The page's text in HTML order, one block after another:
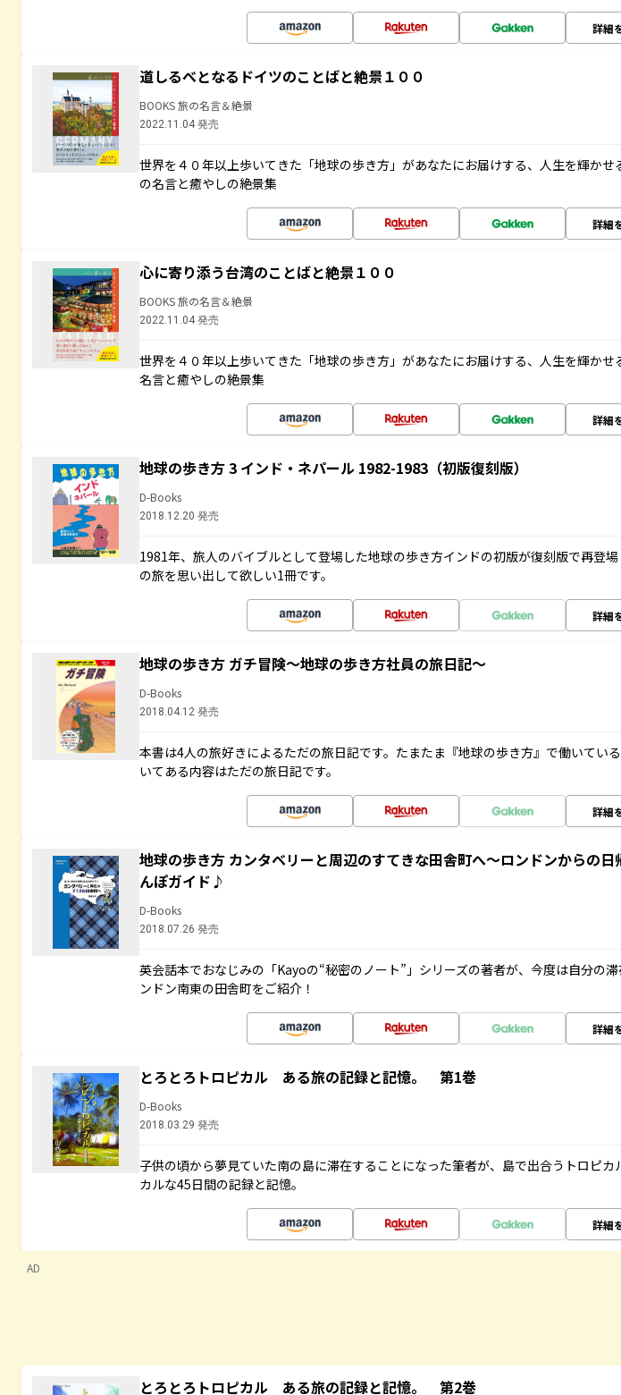
詳細
道しるべとなるドイツのことばと絶景１００
BOOKS 旅の名言＆絶景
2022.11.04 発売
世界を４０年以上歩いてきた「地球の歩き方」があなたにお届けする、人生を輝かせ
の名言と癒やしの絶景集
詳細
心に寄り添う台湾のことばと絶景１００
BOOKS 旅の名言＆絶景
2022.11.04 発売
世界を４０年以上歩いてきた「地球の歩き方」があなたにお届けする、人生を輝かせ
名言と癒やしの絶景集
詳細
地球の歩き方 3 インド・ネパール 1982-1983（初版復刻版）
D-Books
2018.12.20 発売
1981年、旅人のバイブルとして登場した地球の歩き方インドの初版が復刻版で再登
の旅を思い出して欲しい1冊です。
詳細
地球の歩き方 ガチ冒険～地球の歩き方社員の旅日記～
D-Books
2018.04.12 発売
本書は4人の旅好きによるただの旅日記です。たまたま『地球の歩き方』で働いてい
いてある内容はただの旅日記です。
詳細
地球の歩き方 カンタベリーと周辺のすてきな田舎町へ～ロンドンからの日
んぽガイド♪
D-Books
2018.07.26 発売
英会話本でおなじみの「Kayoの“秘密のノート”」シリーズの著者が、今度は自分の滞
ンドン南東の田舎町をご紹介！
詳細
とろとろトロピカル ある旅の記録と記憶。 第1巻
D-Books
2018.03.29 発売
子供の頃から夢見ていた南の島に滞在することになった筆者が、島で出合うトロピカ
カルな45日間の記録と記憶。
詳細
AD
とろとろトロピカル ある旅の記録と記憶。 第2巻